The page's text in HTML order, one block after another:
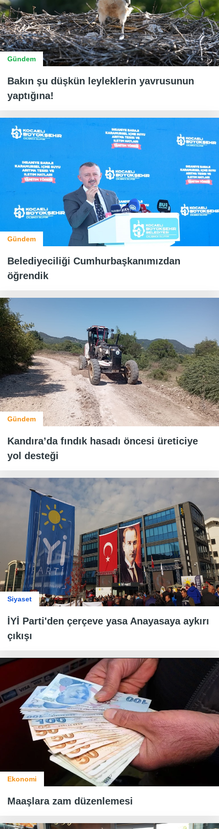
Gündem
Bakın şu düşkün leyleklerin yavrusunun
yaptığına!
Gündem
Belediyeciliği Cumhurbaşkanımızdan
öğrendik
Gündem
Kandıra’da fındık hasadı öncesi üreticiye
yol desteği
Siyaset
İYİ Parti'den çerçeve yasa Anayasaya aykırı
çıkışı
Ekonomi
Maaşlara zam düzenlemesi